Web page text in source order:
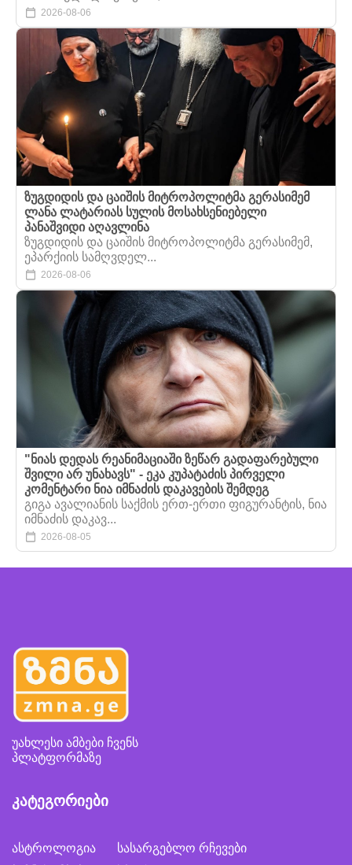
2026-08-06
ზუგდიდის და ცაიშის მიტროპოლიტმა გერასიმემ
ლანა ლატარიას სულის მოსახსენიებელი
პანაშვიდი აღავლინა
ზუგდიდის და ცაიშის მიტროპოლიტმა გერასიმემ,
ეპარქიის სამღვდელ...
2026-08-06
"ნიას დედას რეანიმაციაში ზეწარ გადაფარებული
შვილი არ უნახავს" - ეკა კუპატაძის პირველი
კომენტარი ნია იმნაძის დაკავების შემდეგ
გიგა ავალიანის საქმის ერთ-ერთი ფიგურანტის, ნია
იმნაძის დაკავ...
2026-08-05
უახლესი ამბები ჩვენს
პლატფორმაზე
კატეგორიები
ასტროლოგია
სასარგებლო რჩევები